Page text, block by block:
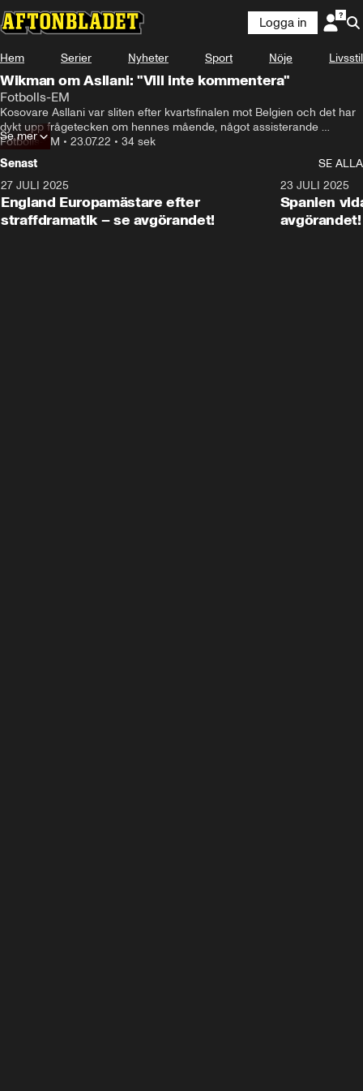
Logga in
Hem Serier Nyheter Sport Nöje Livsstil
Wikman om Asllani: "Vill inte kommentera"
Fotbolls-EM
Kosovare Asllani var sliten efter kvartsfinalen mot Belgien och det har
dykt upp frågetecken om hennes mående, något assisterande
förbundskapten Magnus Wikman inte vill kommentera.
Fotbolls-EM • 23.07.22 • 34 sek
Se mer
Senast
SE ALLA
27 JULI 2025
England Europamästare efter
straffdramatik – se avgörandet!
23 JULI 2025
Spanien
avgörandet!